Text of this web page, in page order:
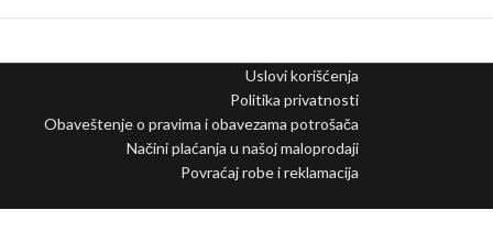
Uslovi korišćenja
Politika privatnosti
Obaveštenje o pravima i obavezama potrošača
Načini plaćanja u našoj maloprodaji
Povraćaj robe i reklamacija